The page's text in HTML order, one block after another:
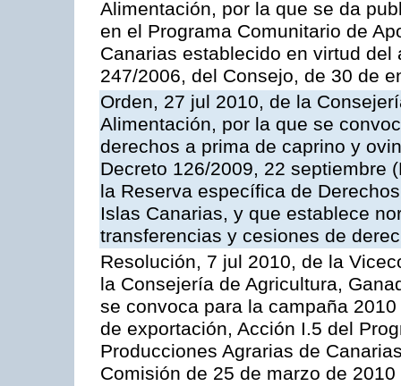
Alimentación, por la que se da
en el Programa Comunitario de
Canarias establecido en virtud del
247/2006, del Consejo, de 30 de
Orden, 27 jul 2010, de la
Alimentación, por la que se
derechos a prima de caprino y
Decreto 126/2009, 22 septiembre
la Reserva específica de
Islas Canarias, y que establece
transferencias y cesiones de
Resolución, 7 jul 2010, de la
la Consejería de Agricultura,
se convoca para la campaña
de exportación, Acción I.5 del
Producciones Agrarias de
Comisión de 25 de marzo de 2010